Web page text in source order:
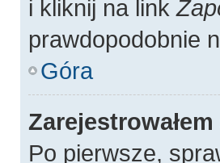
i kliknij na link
prawdopodobnie
Góra
Po pierwsze,